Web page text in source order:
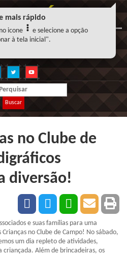
Buscar
no Clube de
diversão!
e suas famílias para uma
no Clube de Campo! No sábado,
um dia repleto de atividades,
criançada. Além de brincadeiras, os
mais rápido
icone
e selecione a opção
à tela inicial".